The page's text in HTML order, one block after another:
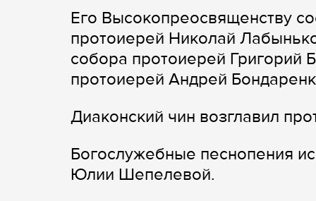
Его Высокопреосвященству
протоиерей Николай
собора протоиерей Григорий
протоиерей Андрей
Диаконский чин возглавил
Богослужебные песнопения
Юлии Шепелевой.